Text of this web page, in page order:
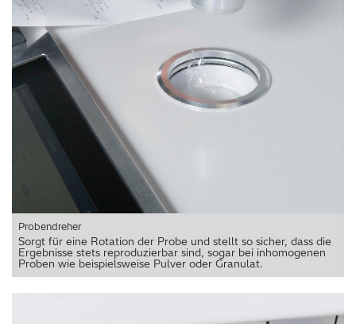
Probendreher
Sorgt für eine Rotation der Probe und stellt so sicher, dass die
Ergebnisse stets reproduzierbar sind, sogar bei inhomogenen
Proben wie beispielsweise Pulver oder Granulat.